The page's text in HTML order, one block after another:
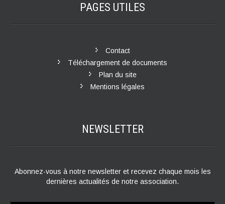
PAGES UTILES
Contact
Téléchargement de documents
Plan du site
Mentions légales
NEWSLETTER
Abonnez-vous à notre newsletter et recevez chaque mois les
dernières actualités de notre association.